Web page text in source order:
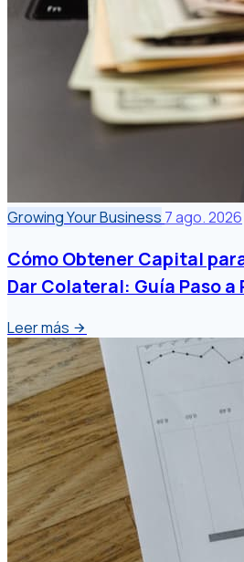
Growing Your Business 7 ago. 2026
Cómo Obtener Capital
Dar Colateral: Guía Paso a
Leer más